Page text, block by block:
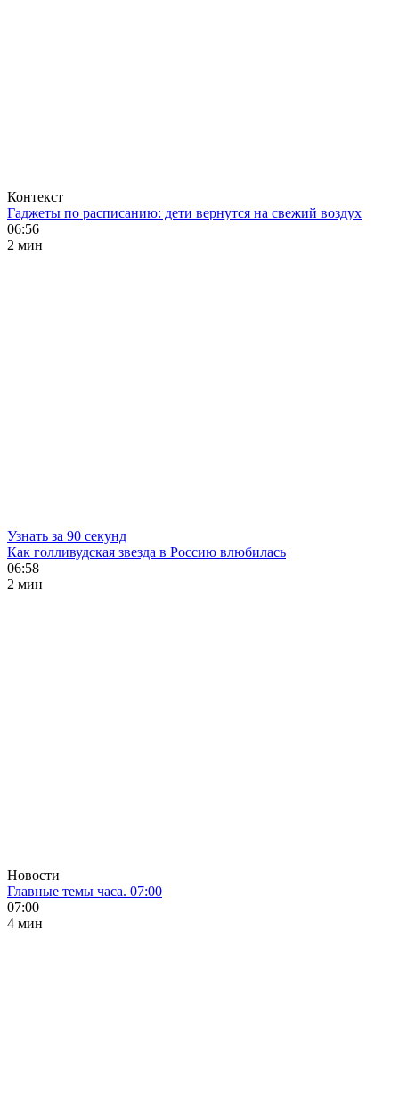
Контекст
Гаджеты по расписанию: дети вернутся на свежий воздух
06:56
2 мин
Узнать за 90 секунд
Как голливудская звезда в Россию влюбилась
06:58
2 мин
Новости
Главные темы часа. 07:00
07:00
4 мин